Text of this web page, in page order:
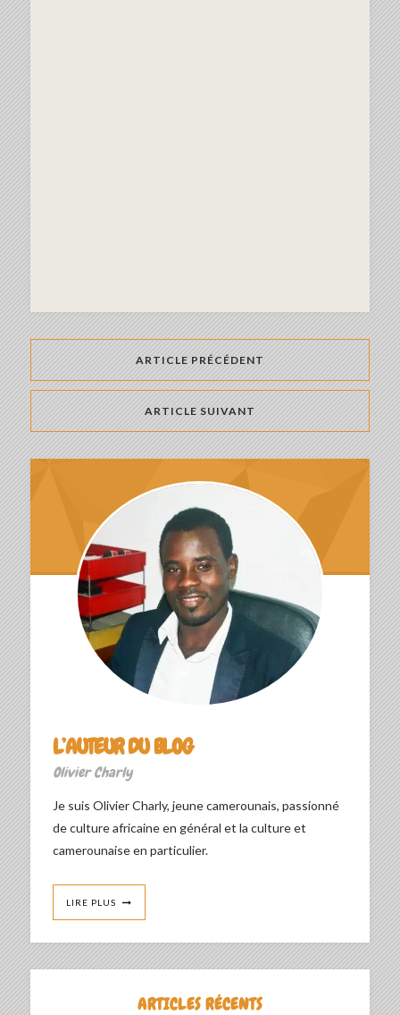
ARTICLE PRÉCÉDENT
ARTICLE SUIVANT
L’AUTEUR DU BLOG
Olivier Charly
Je suis Olivier Charly, jeune camerounais, passionné
de culture africaine en général et la culture et
camerounaise en particulier.
LIRE PLUS
ARTICLES RÉCENTS